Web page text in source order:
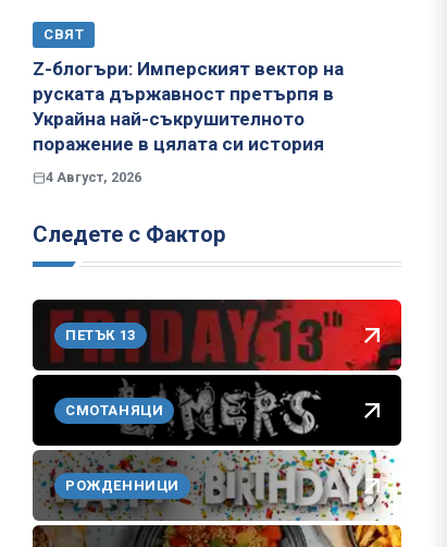
СВЯТ
Z-блогъри: Имперският вектор на
руската държавност претърпя в
Украйна най-съкрушителното
поражение в цялата си история
4 Август, 2026
Следете с Фактор
ПЕТЪК 13
СМОТАНЯЦИ
РОЖДЕННИЦИ